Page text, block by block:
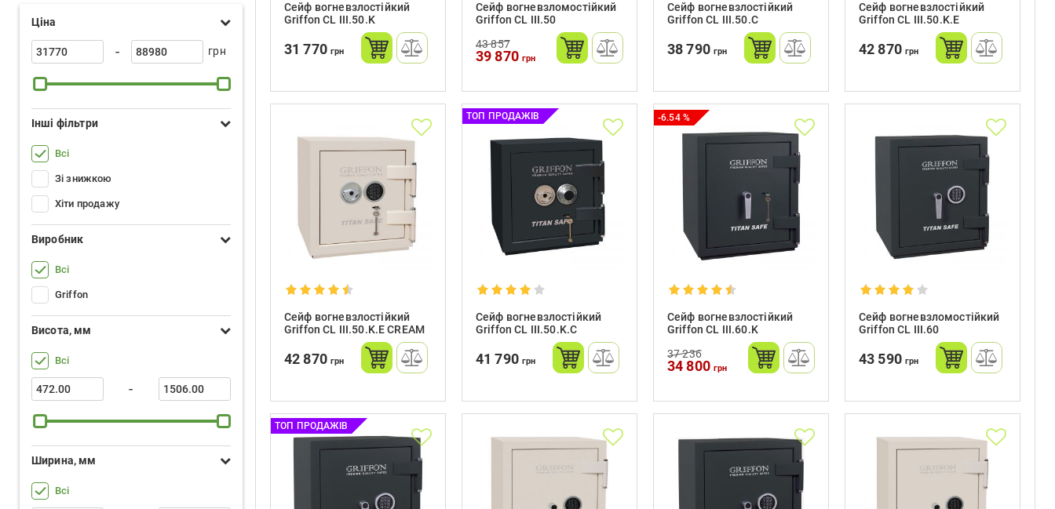
Ціна
- грн
Інші фільтри
Всі
Зі знижкою
Хіти продажу
Виробник
Всі
Griffon
Висота, мм
Всі
-
Ширина, мм
Всі
Сейф вогневзлостійкий
Griffon CL III.50.K
31 770грн
Сейф вогневзломостійкий
Griffon CL III.50
43 857
39 870грн
Сейф вогневзлостійкий
Griffon CL III.50.C
38 790грн
Сейф вогневзлостійкий
Griffon CL III.50.K.E
42 870грн
Сейф вогневзлостійкий
Griffon CL III.50.K.E CREAM
42 870грн
ТОП ПРОДАЖІВ
Сейф вогневзлостійкий
Griffon CL III.50.K.C
41 790грн
-6.54 %
Сейф вогневзлостійкий
Griffon CL III.60.K
37 236
34 800грн
Сейф вогневзломостійкий
Griffon CL III.60
43 590грн
ТОП ПРОДАЖІВ